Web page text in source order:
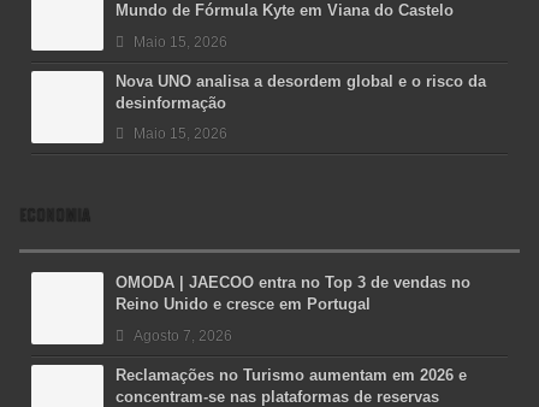
Mundo de Fórmula Kyte em Viana do Castelo
Maio 15, 2026
Nova UNO analisa a desordem global e o risco da
desinformação
Maio 15, 2026
ECONOMIA
OMODA | JAECOO entra no Top 3 de vendas no
Reino Unido e cresce em Portugal
Agosto 7, 2026
Reclamações no Turismo aumentam em 2026 e
concentram-se nas plataformas de reservas